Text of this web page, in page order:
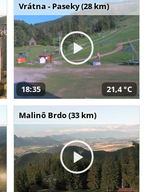
Vrátna - Paseky (28 km)
18:35 21,4 °C
Malinô Brdo (33 km)